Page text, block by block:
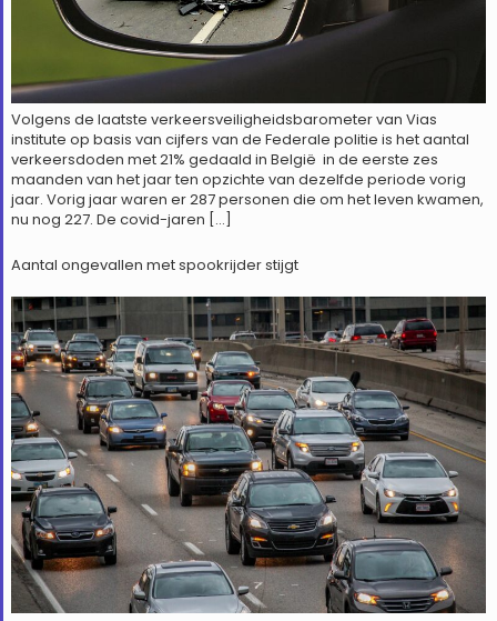
Volgens de laatste verkeersveiligheidsbarometer van Vias
institute op basis van cijfers van de Federale politie is het aantal
verkeersdoden met 21% gedaald in België in de eerste zes
maanden van het jaar ten opzichte van dezelfde periode vorig
jaar. Vorig jaar waren er 287 personen die om het leven kwamen,
nu nog 227. De covid-jaren […]
Aantal ongevallen met spookrijder stijgt